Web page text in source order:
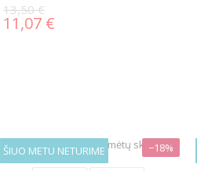
13,50 €
11,07 €
ŠIUO METU NETURIME −18%